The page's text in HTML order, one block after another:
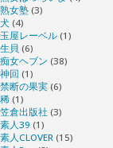
熟女塾 (3)
犬 (4)
玉屋レーベル (1)
生貝 (6)
痴女ヘブン (38)
神回 (1)
禁断の果実 (6)
稀 (1)
笠倉出版社 (3)
素人39 (1)
素人CLOVER (15)